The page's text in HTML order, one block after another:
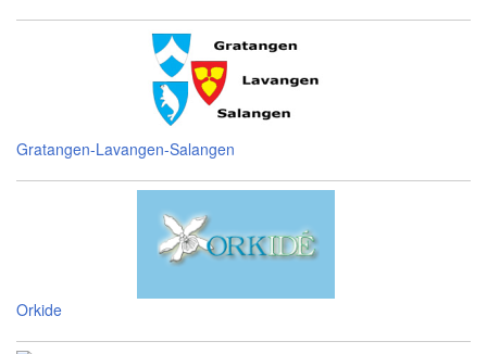
Gratangen-Lavangen-Salangen
Orkide